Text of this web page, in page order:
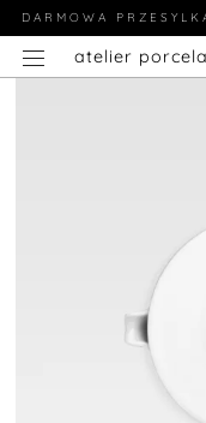
DARMOWA
atelier